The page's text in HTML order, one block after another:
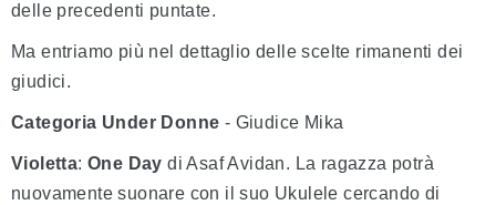
delle precedenti puntate.
Ma entriamo più nel dettaglio delle scelte rimanenti dei
giudici.
Categoria Under Donne - Giudice Mika
Violetta:One Day di Asaf Avidan. La ragazza potrà
nuovamente suonare con il suo Ukulele cercando di